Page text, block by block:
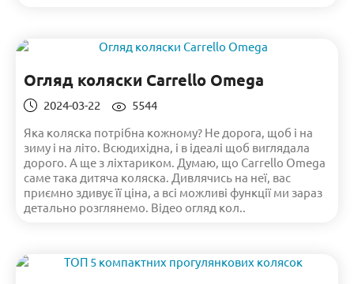
Огляд коляски Carrello Omega
2024-03-22
5544
Яка коляска потрібна кожному? Не дорога, щоб і на
зиму і на літо. Всюдихідна, і в ідеалі щоб виглядала
дорого. А ще з ліхтариком. Думаю, що Carrello Omega
саме така дитяча коляска. Дивлячись на неї, вас
приємно здивує її ціна, а всі можливі функції ми зараз
детально розглянемо. Відео огляд кол..